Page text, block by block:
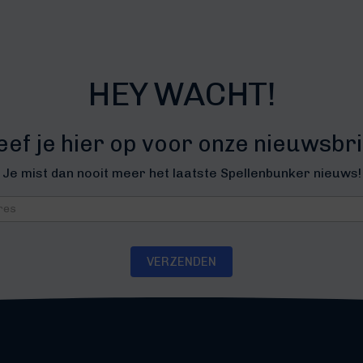
HEY WACHT!
je hier op voor onze
Je mist dan nooit meer het laatste Spellenbunker nieuws!
VERZENDEN